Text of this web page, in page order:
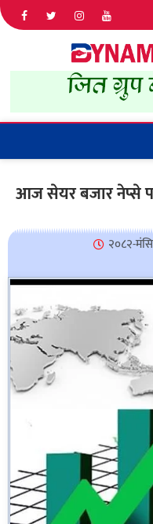
आज सेयर बजार नेप्से
२०८२-